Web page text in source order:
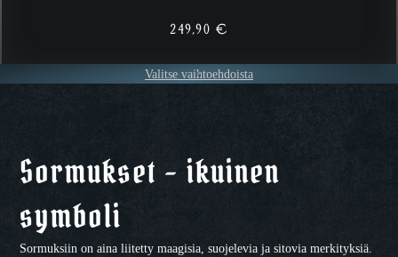
249,90 €
Valitse vaihtoehdoista
Sormukset – ikuinen
symboli
Sormuksiin on aina liitetty maagisia, suojelevia ja sitovia merkityksiä.